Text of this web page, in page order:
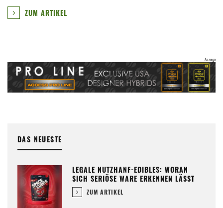
ZUM ARTIKEL
DAS NEUESTE
LEGALE NUTZHANF-EDIBLES: WORAN
SICH SERIÖSE WARE ERKENNEN LÄSST
ZUM ARTIKEL